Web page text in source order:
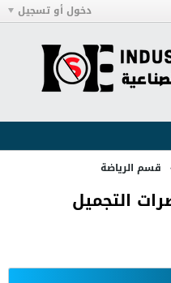
دخول أو تسجيل
قسم الرياضة
التجميل